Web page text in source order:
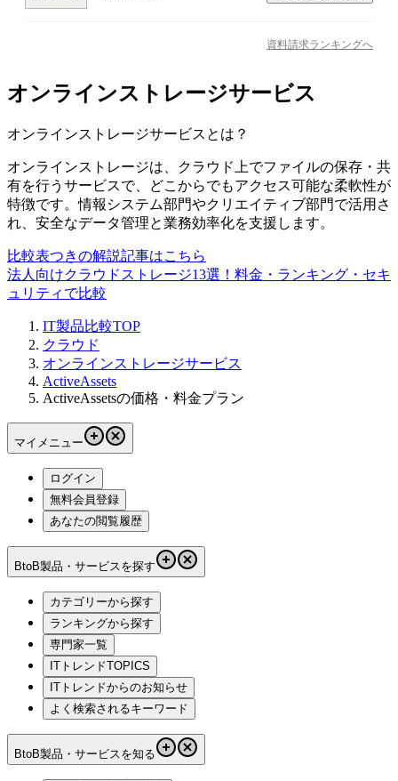
資料請求ランキングへ
オンラインストレージサービス
オンラインストレージサービス とは？
オンラインストレージは、クラウド上でファイルの保存・共
有を行うサービスで、どこからでもアクセス可能な柔軟性が
特徴です。情報システム部門やクリエイティブ部門で活用さ
れ、安全なデータ管理と業務効率化を支援します。
比較表つきの解説記事はこちら
法人向けクラウドストレージ13選！料金・ランキング・セキ
ュリティで比較
IT製品比較TOP
クラウド
オンラインストレージサービス
ActiveAssets
ActiveAssetsの価格・料金プラン
マイメニュー
ログイン
無料会員登録
あなたの閲覧履歴
BtoB製品・サービスを探す
カテゴリーから探す
ランキングから探す
専門家一覧
ITトレンドTOPICS
ITトレンドからのお知らせ
よく検索されるキーワード
BtoB製品・サービスを知る